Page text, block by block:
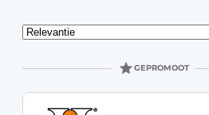
Sorteren
GEPROMOOT